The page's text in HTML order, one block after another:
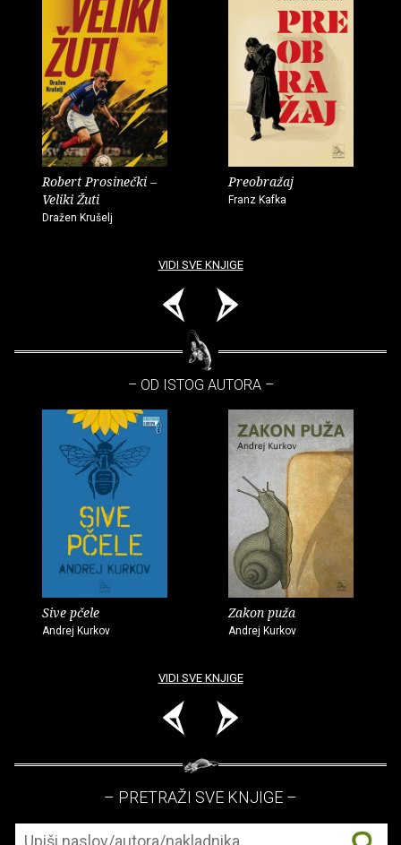
Robert Prosinečki –
Veliki Žuti
Dražen Krušelj
Preobražaj
Franz Kafka
VIDI SVE KNJIGE
– OD ISTOG AUTORA –
Sive pčele
Andrej Kurkov
Zakon puža
Andrej Kurkov
VIDI SVE KNJIGE
– PRETRAŽI SVE KNJIGE –